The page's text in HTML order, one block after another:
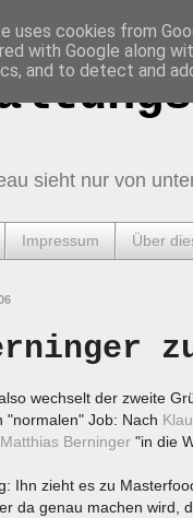
sieht nur von
Impressum Über
wechselt der zweite
"normalen" Job: Nach
Berninger "in die
Ihn zieht es zu
da genau machen wird,
uses cookies from
with Google along
and to detect and